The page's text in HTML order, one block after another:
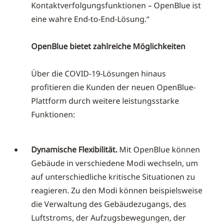
Kontaktverfolgungsfunktionen – OpenBlue ist
eine wahre End-to-End-Lösung.“
OpenBlue bietet zahlreiche Möglichkeiten
Über die COVID-19-Lösungen hinaus
profitieren die Kunden der neuen OpenBlue-
Plattform durch weitere leistungsstarke
Funktionen:
Dynamische Flexibilität. Mit OpenBlue können
Gebäude in verschiedene Modi wechseln, um
auf unterschiedliche kritische Situationen zu
reagieren. Zu den Modi können beispielsweise
die Verwaltung des Gebäudezugangs, des
Luftstroms, der Aufzugsbewegungen, der